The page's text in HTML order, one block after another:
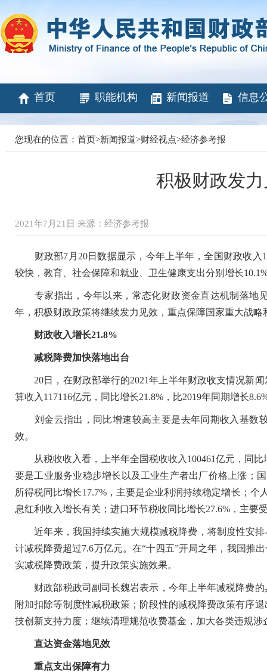
首页 职能机构 新闻报道 信息
您现在的位置： 首页>新闻报道>财经视点>经济参考报
积极财政发
2021年7月21日 来源：经济参考报
财政部7月20日数据显示，今年上半年，全国财政收入
较快，教育、社会保障和就业、卫生健康支出分别增长
专家指出，今年以来，常态化财政资金直达机制落地
年，积极财政政策将继续发力见效，重点保障国家重大战略
财政收入增长21.8%
减税降费加快落地出台
20日，在财政部举行的2021年上半年财政收支情况新闻
算收入117116亿元，同比增长21.8%，比2019年同期增长
刘金云指出，同比增速较高主要是去年同期收入基数
效。
从税收收入看，上半年全国税收收入100461亿元，同比
要是工业服务业稳步增长以及工业生产者出厂价格上涨；
所得税同比增长17.7%，主要是企业利润持续稳定增长；
息红利收入增长有关；进口环节税收同比增长27.6%，主要
近年来，我国持续实施大规模减税降费，将制度性安排
计减税降费超过7.6万亿元。在“十四五”开局之年，我国推
实减税降费政策，提升政策实施效果。
财政部税政司副司长魏岩表示，今年上半年减税降费的
附加扣除等制度性减税政策；阶段性的减税降费政策有序
技创新支持力度；继续清理规范收费基金，加大各类违规涉
直达资金落地见效
重点支出保障有力